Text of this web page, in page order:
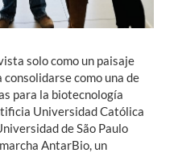
solo como un paisaje
como una de
para la biotecnología
Universidad Católica
de São Paulo
AntarBio, un